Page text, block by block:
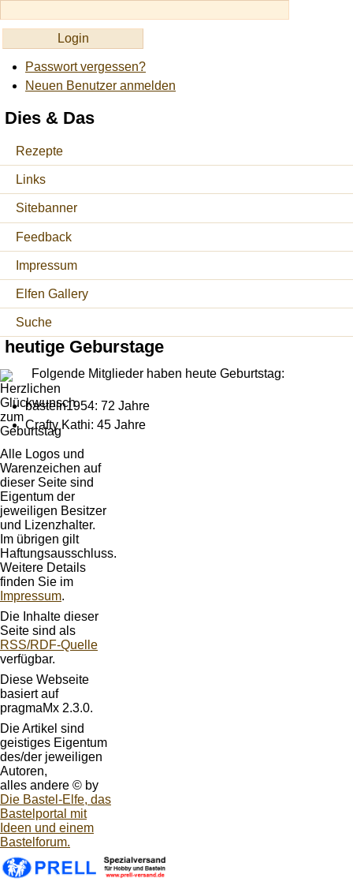
Passwort vergessen?
Neuen Benutzer anmelden
Dies & Das
Rezepte
Links
Sitebanner
Feedback
Impressum
Elfen Gallery
Suche
heutige Geburstage
Folgende Mitglieder haben heute Geburtstag:
basteln1954: 72 Jahre
Crafty Kathi: 45 Jahre
Alle Logos und
Warenzeichen auf
dieser Seite sind
Eigentum der
jeweiligen Besitzer
und Lizenzhalter.
Im übrigen gilt
Haftungsausschluss.
Weitere Details
finden Sie im
Impressum.
Die Inhalte dieser
Seite sind als
RSS/RDF-Quelle
verfügbar.
Diese Webseite
basiert auf
pragmaMx 2.3.0.
Die Artikel sind
geistiges Eigentum
des/der jeweiligen
Autoren,
alles andere © by
Die Bastel-Elfe, das
Bastelportal mit
Ideen und einem
Bastelforum.